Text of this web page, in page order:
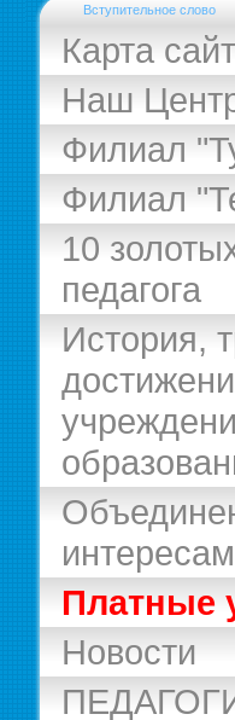
Вступительное слово
Карта
Наш
Филиал
Филиал
10
педагога
История,
интересам
Платные
Новости